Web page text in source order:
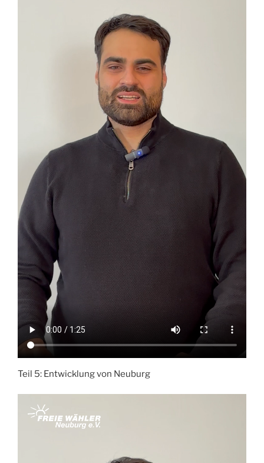
Teil 5: Entwicklung von Neuburg